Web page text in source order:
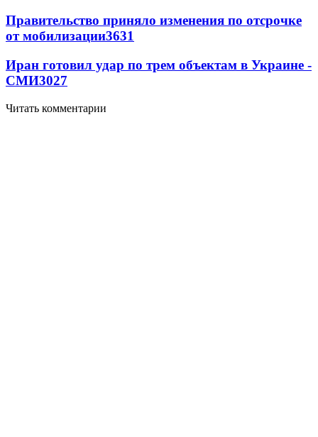
Правительство приняло изменения по отсрочке
от мобилизации3631
Иран готовил удар по трем объектам в Украине -
СМИ3027
Читать комментарии